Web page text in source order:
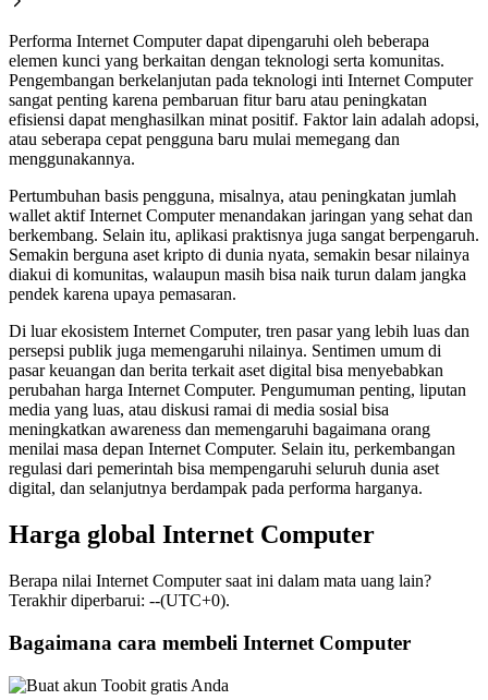
Performa Internet Computer dapat dipengaruhi oleh beberapa
elemen kunci yang berkaitan dengan teknologi serta komunitas.
Pengembangan berkelanjutan pada teknologi inti Internet Computer
sangat penting karena pembaruan fitur baru atau peningkatan
efisiensi dapat menghasilkan minat positif. Faktor lain adalah adopsi,
atau seberapa cepat pengguna baru mulai memegang dan
menggunakannya.
Pertumbuhan basis pengguna, misalnya, atau peningkatan jumlah
wallet aktif Internet Computer menandakan jaringan yang sehat dan
berkembang. Selain itu, aplikasi praktisnya juga sangat berpengaruh.
Semakin berguna aset kripto di dunia nyata, semakin besar nilainya
diakui di komunitas, walaupun masih bisa naik turun dalam jangka
pendek karena upaya pemasaran.
Di luar ekosistem Internet Computer, tren pasar yang lebih luas dan
persepsi publik juga memengaruhi nilainya. Sentimen umum di
pasar keuangan dan berita terkait aset digital bisa menyebabkan
perubahan harga Internet Computer. Pengumuman penting, liputan
media yang luas, atau diskusi ramai di media sosial bisa
meningkatkan awareness dan memengaruhi bagaimana orang
menilai masa depan Internet Computer. Selain itu, perkembangan
regulasi dari pemerintah bisa mempengaruhi seluruh dunia aset
digital, dan selanjutnya berdampak pada performa harganya.
Harga global Internet Computer
Berapa nilai Internet Computer saat ini dalam mata uang lain?
Terakhir diperbarui: --(UTC+0).
Bagaimana cara membeli Internet Computer